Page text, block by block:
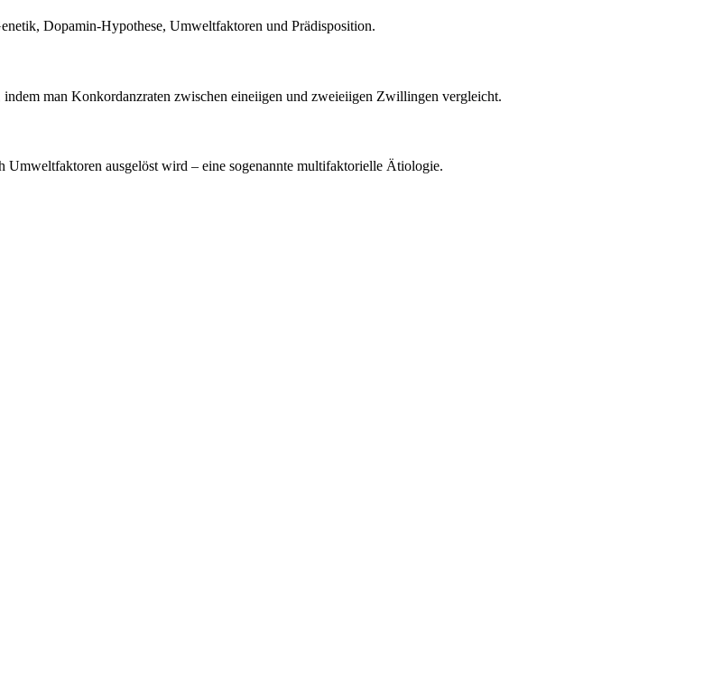
Dopamin-Hypothese, Umweltfaktoren und Prädisposition.
man Konkordanzraten zwischen eineiigen und zweieiigen Zwillingen vergleicht.
Umweltfaktoren ausgelöst wird – eine sogenannte multifaktorielle Ätiologie.